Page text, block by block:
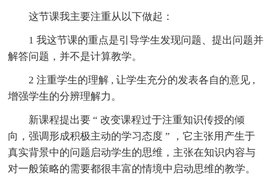
这节课我主要注重从以下做起：
1 我这节课的重点是引导学生发现问题、提出问题并
解答问题，并不是计算教学。
2 注重学生的理解 , 让学生充分的发表各自的意见 ,
增强学生的分辨理解力。
新课程提出要 “ 改变课程过于注重知识传授的倾
向，强调形成积极主动的学习态度 ” ，它主张用产生于
真实背景中的问题启动学生的思维，主张在知识内容与
对一般策略的需要都很丰富的情境中启动思维的教学。